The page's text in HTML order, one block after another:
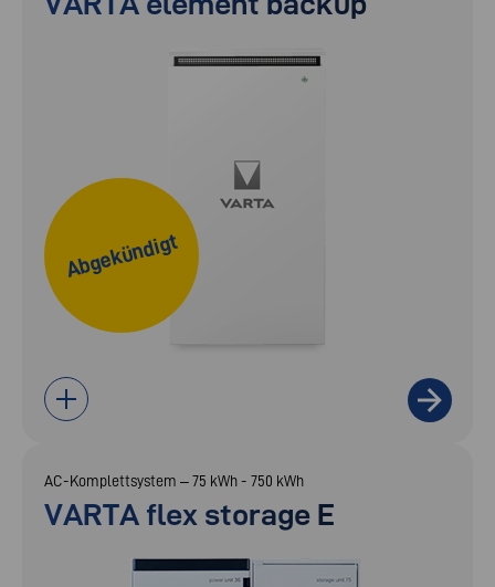
Abgekündigt
AC-Komplettsystem – 75 kWh - 750 kWh
VARTA flex storage E